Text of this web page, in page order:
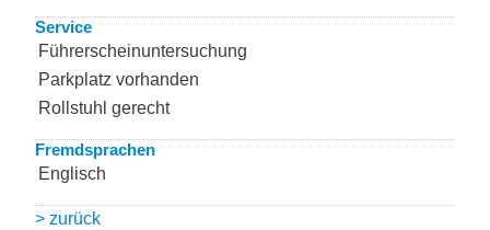
Service
Führerscheinuntersuchung
Parkplatz vorhanden
Rollstuhl gerecht
Fremdsprachen
Englisch
> zurück